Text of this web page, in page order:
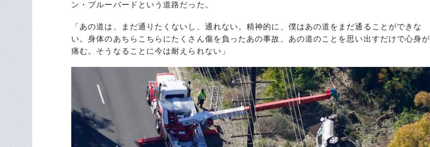
ン・ブルーバードという道路だった。
「あの道は、まだ通りたくないし、通れない。精神的に、僕はあの道をまだ通ることができな
い。身体のあちらこちらにたくさん傷を負ったあの事故、あの道のことを思い出すだけで心身が
痛む。そうなることに今は耐えられない」